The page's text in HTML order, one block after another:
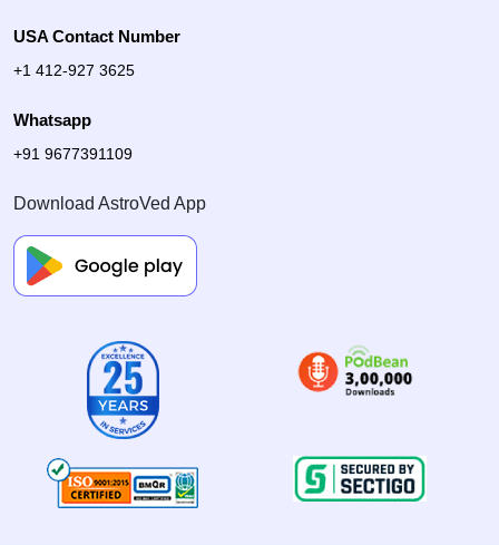
USA Contact Number
+1 412-927 3625
Whatsapp
+91 9677391109
Download AstroVed App